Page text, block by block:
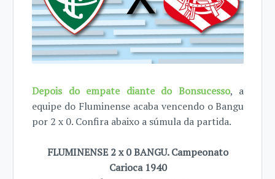
Depois do empate diante do Bonsucesso, a
equipe do Fluminense acaba vencendo o Bangu
por 2 x 0. Confira abaixo a súmula da partida.
FLUMINENSE 2 x 0 BANGU. Campeonato
Carioca 1940